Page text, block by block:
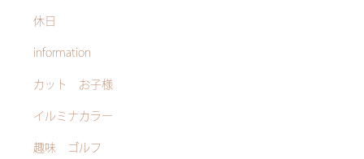
休日
information
カット お子様
イルミナカラー
趣味 ゴルフ